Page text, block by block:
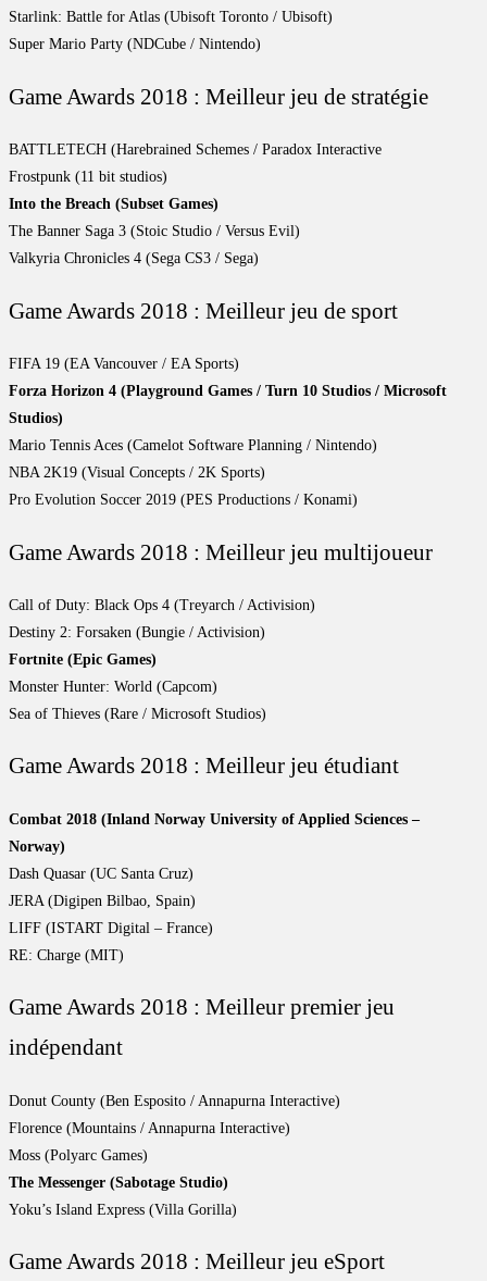
Starlink: Battle for Atlas (Ubisoft Toronto / Ubisoft)
Super Mario Party (NDCube / Nintendo)
Game Awards 2018 : Meilleur jeu de stratégie
BATTLETECH (Harebrained Schemes / Paradox Interactive
Frostpunk (11 bit studios)
Into the Breach (Subset Games)
The Banner Saga 3 (Stoic Studio / Versus Evil)
Valkyria Chronicles 4 (Sega CS3 / Sega)
Game Awards 2018 : Meilleur jeu de sport
FIFA 19 (EA Vancouver / EA Sports)
Forza Horizon 4 (Playground Games / Turn 10 Studios / Microsoft
Studios)
Mario Tennis Aces (Camelot Software Planning / Nintendo)
NBA 2K19 (Visual Concepts / 2K Sports)
Pro Evolution Soccer 2019 (PES Productions / Konami)
Game Awards 2018 : Meilleur jeu multijoueur
Call of Duty: Black Ops 4 (Treyarch / Activision)
Destiny 2: Forsaken (Bungie / Activision)
Fortnite (Epic Games)
Monster Hunter: World (Capcom)
Sea of Thieves (Rare / Microsoft Studios)
Game Awards 2018 : Meilleur jeu étudiant
Combat 2018 (Inland Norway University of Applied Sciences –
Norway)
Dash Quasar (UC Santa Cruz)
JERA (Digipen Bilbao, Spain)
LIFF (ISTART Digital – France)
RE: Charge (MIT)
Game Awards 2018 : Meilleur premier jeu
indépendant
Donut County (Ben Esposito / Annapurna Interactive)
Florence (Mountains / Annapurna Interactive)
Moss (Polyarc Games)
The Messenger (Sabotage Studio)
Yoku’s Island Express (Villa Gorilla)
Game Awards 2018 : Meilleur jeu eSport